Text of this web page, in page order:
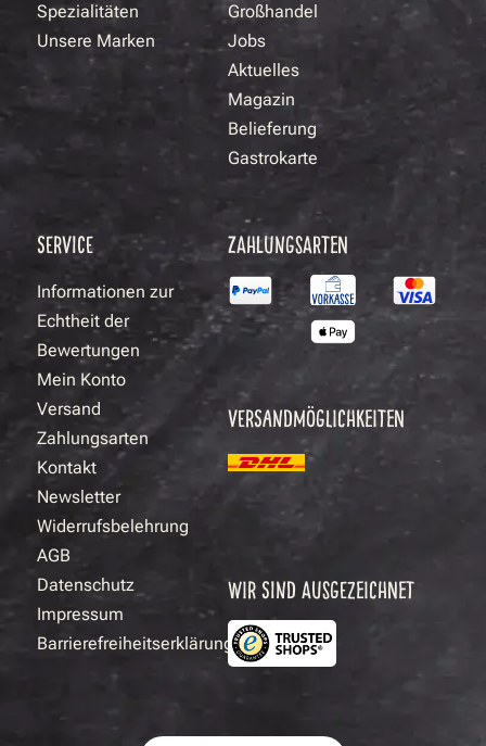
Spezialitäten
Unsere Marken
Großhandel
Jobs
Aktuelles
Magazin
Belieferung
Gastrokarte
SERVICE
Informationen zur
Echtheit der
Bewertungen
Mein Konto
Versand
Zahlungsarten
Kontakt
Newsletter
Widerrufsbelehrung
AGB
Datenschutz
Impressum
Barrierefreiheitserklärung
ZAHLUNGSARTEN
VERSANDMÖGLICHKEITEN
WIR SIND AUSGEZEICHNET